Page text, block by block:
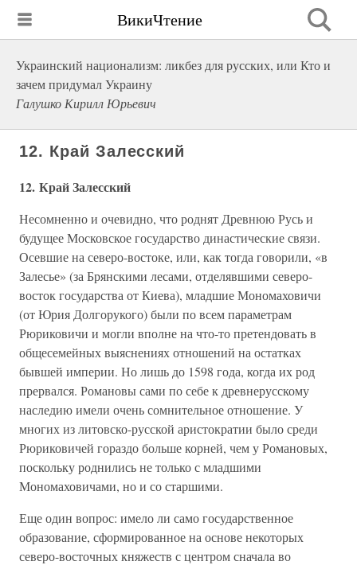
ВикиЧтение
Украинский национализм: ликбез для русских, или Кто и
зачем придумал Украину
Галушко Кирилл Юрьевич
12. Край Залесский
12. Край Залесский
Несомненно и очевидно, что роднят Древнюю Русь и
будущее Московское государство династические связи.
Осевшие на северо-востоке, или, как тогда говорили, «в
Залесье» (за Брянскими лесами, отделявшими северо-
восток государства от Киева), младшие Мономаховичи
(от Юрия Долгорукого) были по всем параметрам
Рюриковичи и могли вполне на что-то претендовать в
общесемейных выяснениях отношений на остатках
бывшей империи. Но лишь до 1598 года, когда их род
прервался. Романовы сами по себе к древнерусскому
наследию имели очень сомнительное отношение. У
многих из литовско-русской аристократии было среди
Рюриковичей гораздо больше корней, чем у Романовых,
поскольку роднились не только с младшими
Мономаховичами, но и со старшими.
Еще один вопрос: имело ли само государственное
образование, сформированное на основе некоторых
северо-восточных княжеств с центром сначала во